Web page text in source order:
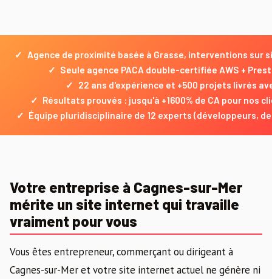
✓ Agence de proximité basée à Grasse, interventions sur
✓ Seule agence PACA double-certifiée AWS +
✓
22 ans d'expérience et +500 projets livrés
✓ Résultats prouvés : jusqu'à +1600% de CA pour nos
✓ Équipe pluridisciplinaire de 12 experts (développeurs,
Votre entreprise à Cagnes-sur-Mer
mérite un site internet qui travaille
vraiment pour vous
Vous êtes entrepreneur, commerçant ou dirigeant à
Cagnes-sur-Mer et votre site internet actuel ne génère ni